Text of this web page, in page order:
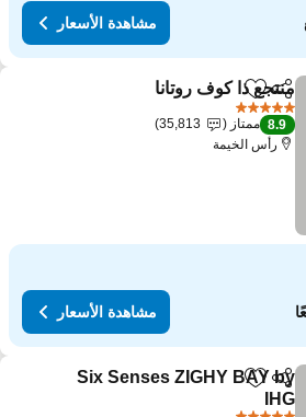
مشاهدة الأسعار
مشاركةAdd to favorites
منتجع ذا كوف روتانا
8.9 ممتاز
35,813
رأس الخيمة
مشاهدة الأسعار
مشاركةAdd to favorites
Six Senses ZIGHY BAY by
IHG